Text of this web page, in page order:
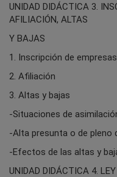
UNIDAD DIDÁCTICA 3.
AFILIACIÓN, ALTAS
Y BAJAS
1. Inscripción de empresas
2. Afiliación
3. Altas y bajas
-Situaciones de
-Alta presunta o de pleno
-Efectos de las altas y
UNIDAD DIDÁCTICA 4.